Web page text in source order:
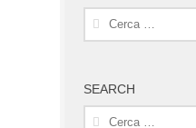
Ricerca
per:
SEARCH
Ricerca